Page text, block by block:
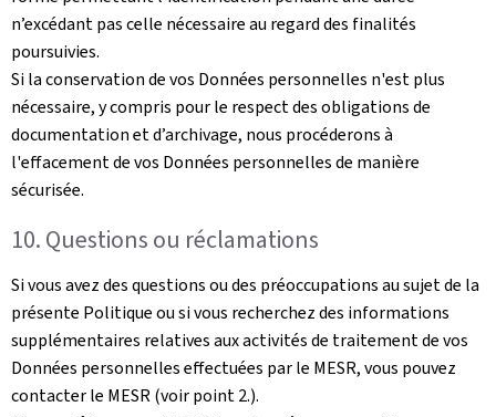
n’excédant pas celle nécessaire au regard des finalités
poursuivies.
Si la conservation de vos Données personnelles n'est plus
nécessaire, y compris pour le respect des obligations de
documentation et d’archivage, nous procéderons à
l'effacement de vos Données personnelles de manière
sécurisée.
10. Questions ou réclamations
Si vous avez des questions ou des préoccupations au sujet de la
présente Politique ou si vous recherchez des informations
supplémentaires relatives aux activités de traitement de vos
Données personnelles effectuées par le MESR, vous pouvez
contacter le MESR (voir point 2.).